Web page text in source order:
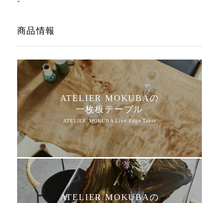
商品情報
ATELIER MOKUBAの
一枚板テーブル
ATELIER MOKUBAの